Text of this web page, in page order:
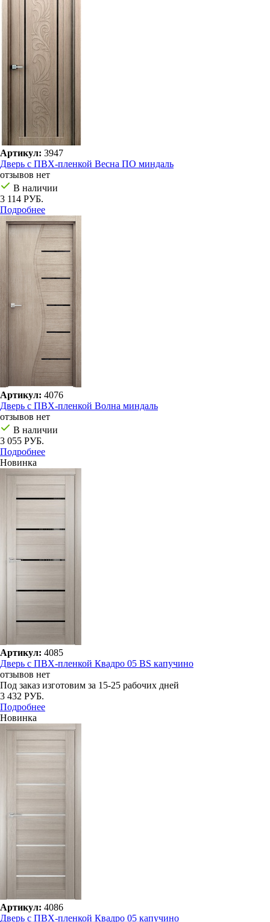
Артикул: 3947
Дверь с ПВХ-пленкой Весна ПО миндаль
отзывов нет
В наличии
3 114 РУБ.
Подробнее
Артикул: 4076
Дверь с ПВХ-пленкой Волна миндаль
отзывов нет
В наличии
3 055 РУБ.
Подробнее
Новинка
Артикул: 4085
Дверь с ПВХ-пленкой Квадро 05 BS капучино
отзывов нет
Под заказ изготовим за 15-25 рабочих дней
3 432 РУБ.
Подробнее
Новинка
Артикул: 4086
Дверь с ПВХ-пленкой Квадро 05 капучино